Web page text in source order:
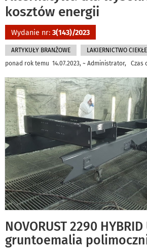
kosztów energii
Wydanie nr: 3(143)/2023
ARTYKUŁY BRANŻOWE
LAKIERNICTWO CIEKŁE
ponad rok temu 14.07.2023, ~ Administrator, Czas
NOVORUST 2290 HYBRID
gruntoemalia